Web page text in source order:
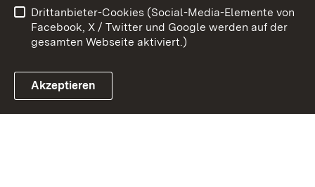
Link zum Landesportal
Impressum Cookies
Drittanbieter-Cookies (Social-Media-Elemente von
Facebook, X / Twitter und Google werden auf der
gesamten Webseite aktiviert.)
Akzeptieren